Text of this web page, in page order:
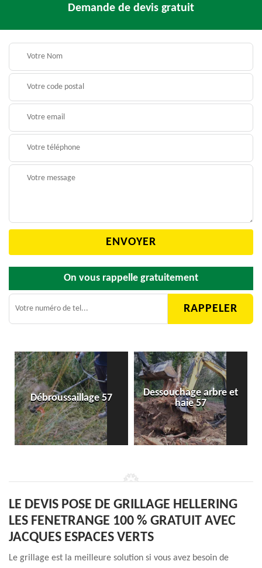
Demande de devis gratuit
On vous rappelle gratuitement
Débroussaillage 57
Dessouchage arbre et
haie 57
LE DEVIS POSE DE GRILLAGE HELLERING
LES FENETRANGE 100 % GRATUIT AVEC
JACQUES ESPACES VERTS
Le grillage est la meilleure solution si vous avez besoin de